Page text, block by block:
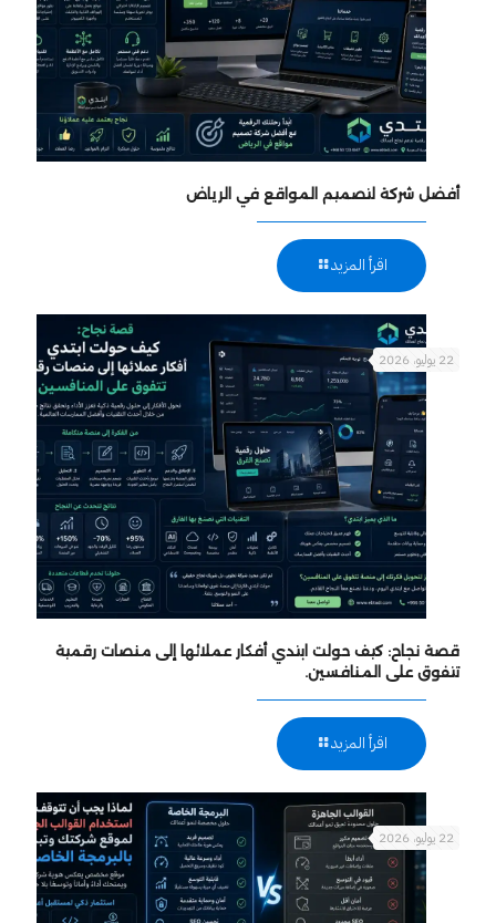
أفضل شركة لتصميم المواقع في الرياض
اقرأ المزيد
22 يوليو، 2026
قصة نجاح: كيف حولت ابتدي أفكار عملائها إلى منصات رقمية
تتفوق على المنافسين.
اقرأ المزيد
22 يوليو، 2026